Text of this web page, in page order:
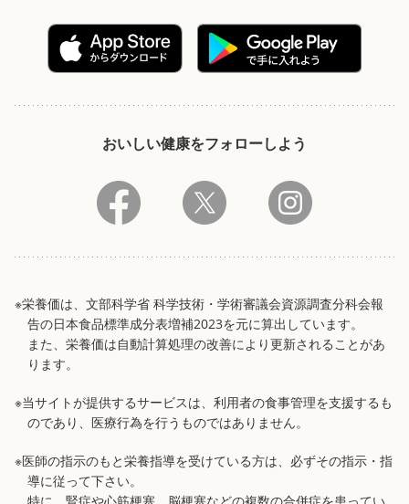
おいしい健康をフォローしよう
※栄養価は、文部科学省 科学技術・学術審議会資源調査分科会報
告の日本食品標準成分表増補2023を元に算出しています。
また、栄養価は自動計算処理の改善により更新されることがあ
ります。
※当サイトが提供するサービスは、利用者の食事管理を支援するも
のであり、医療行為を行うものではありません。
※医師の指示のもと栄養指導を受けている方は、必ずその指示・指
導に従って下さい。